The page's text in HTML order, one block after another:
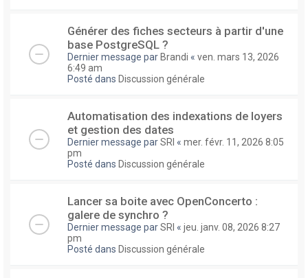
Générer des fiches secteurs à partir d'une
base PostgreSQL ?
Dernier message par Brandi « ven. mars 13, 2026
6:49 am
Posté dans Discussion générale
Automatisation des indexations de loyers
et gestion des dates
Dernier message parSRI « mer. févr. 11, 2026 8:05
pm
Posté dans Discussion générale
Lancer sa boite avec OpenConcerto :
galere de synchro ?
Dernier message parSRI « jeu. janv. 08, 2026 8:27
pm
Posté dans Discussion générale